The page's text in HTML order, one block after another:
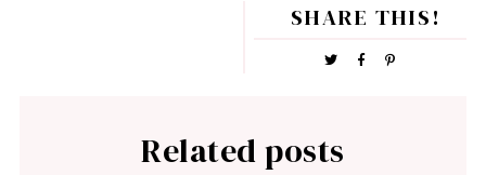
SHARE THIS!
Related posts